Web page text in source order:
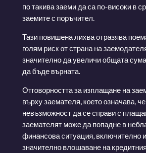
по такива заеми да са по-високи в
заемите с поръчител.
Тази повишена лихва отразява
голям риск от страна на
значително да увеличи общата
да бъде върната.
Отговорността за изплащане на
върху заемателя, което означава,
невъзможност да се справи с
заемателят може да попадне в
финансова ситуация, включително
значително влошаване на